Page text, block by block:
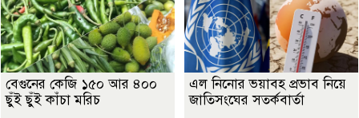
বেগুনের কেজি ১৫০ আর ৪০০
ছুঁই ছুঁই কাঁচা মরিচ
এল নিনোর ভয়াবহ প্রভাব নিয়ে
জাতিসংঘের সতর্কবার্তা